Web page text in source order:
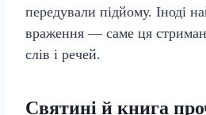
передували підйому. Іноді
враження — саме ця
слів і речей.
Святині й книга